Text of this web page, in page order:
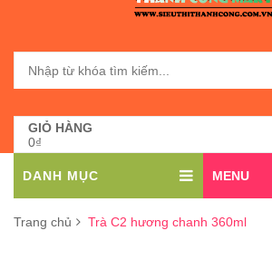
GIỎ HÀNG
0₫
DANH MỤC MENU
Trang chủ Trà C2 hương chanh 360ml